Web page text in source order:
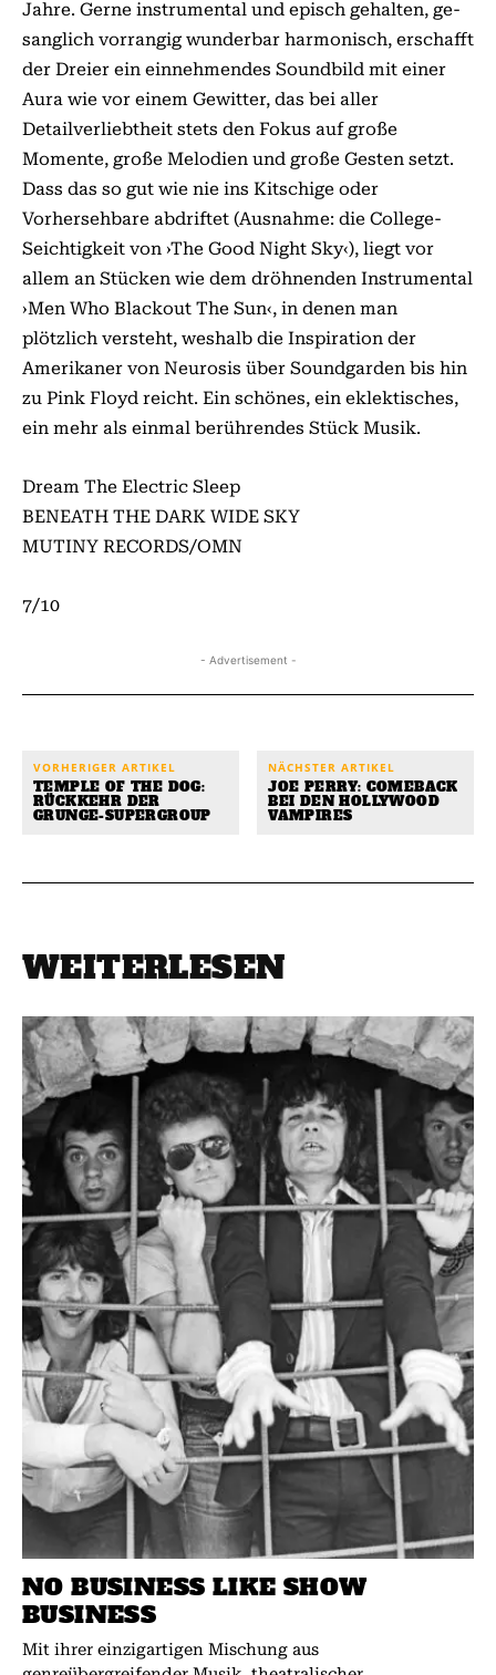
Jahre. Gerne instrumental und episch gehalten, ge­­­­
sanglich vorrangig wunderbar harmonisch, er­­schafft
der Dreier ein einnehmendes Soundbild mit einer
Aura wie vor einem Gewitter, das bei aller
Detailverliebtheit stets den Fokus auf große
Momente, große Melodien und große Gesten setzt.
Dass das so gut wie nie ins Kitschige oder
Vorhersehbare abdriftet (Ausnahme: die College-
Seichtigkeit von ›The Good Night Sky‹), liegt vor
allem an Stücken wie dem dröhnenden Instru­mental
›Men Who Blackout The Sun‹, in denen man
plötzlich versteht, weshalb die Inspiration der
Amerikaner von Neurosis über Soundgarden bis hin
zu Pink Floyd reicht. Ein schönes, ein eklektisches,
ein mehr als einmal berührendes Stück Musik.
Dream The Electric Sleep
BENEATH THE DARK WIDE SKY
MUTINY RECORDS/OMN
7/10
- Advertisement -
VORHERIGER ARTIKEL
TEMPLE OF THE DOG:
RÜCKKEHR DER
GRUNGE-SUPERGROUP
NÄCHSTER ARTIKEL
JOE PERRY: COMEBACK
BEI DEN HOLLYWOOD
VAMPIRES
WEITERLESEN
NO BUSINESS LIKE SHOW
BUSINESS
Mit ihrer einzigartigen Mischung aus